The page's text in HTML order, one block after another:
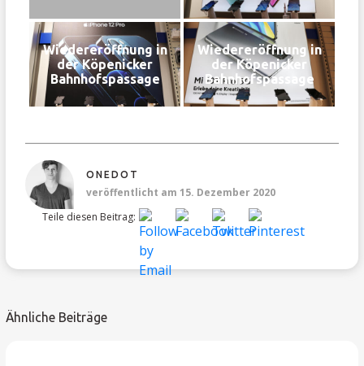
Wiedereröffnung in
der Köpenicker
Bahnhofspassage
Wiedereröffnung in
der Köpenicker
Bahnhofspassage
ONEDOT
veröffentlicht am 15. Dezember 2020
Teile diesen Beitrag:
Ähnliche Beiträge